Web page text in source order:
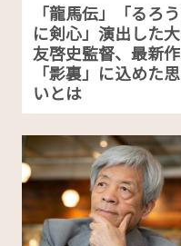
「龍馬伝」「るろう
に剣心」演出した大
友啓史監督、最新作
「影裏」に込めた思
いとは